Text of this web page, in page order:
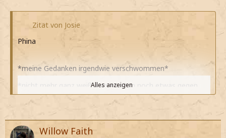
Zitat von Josie
Phina
*meine Gedanken irgendwie verschwommen*
*nicht mehr ganz weiß warum eben noch etwas gegen
diese Sache hatte*
*noch einen Schluck trinke*
Alles anzeigen
Willow Faith